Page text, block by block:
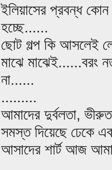
ইলিয়াসের প্রবন্ধ
হচ্ছে......
ছোট গল্প কি আসলেই
মাঝে মাঝেই......বরং
না......
.........
আমাদের দুর্বলতা,
সমস্ত দিয়েছে ঢেকে
আসাদের শার্ট আজ